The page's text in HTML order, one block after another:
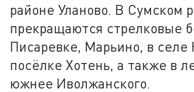
районе Уланово. В Сумском
прекращаются стрелковые
Писаревке, Марьино, в селе
посёлке Хотень, а также в
южнее Иволжанского.